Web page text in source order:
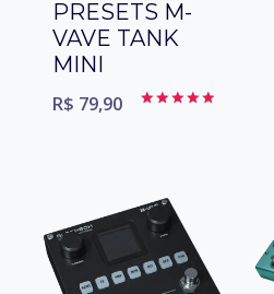
PRESETS M-
VAVE TANK
MINI
R$ 79,90